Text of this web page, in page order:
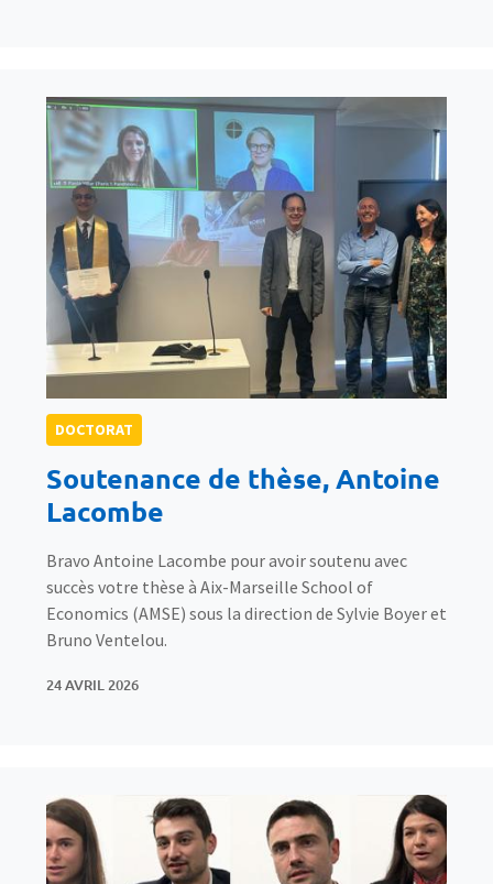
DOCTORAT
Soutenance de thèse, Antoine
Lacombe
Bravo Antoine Lacombe pour avoir soutenu avec
succès votre thèse à Aix-Marseille School of
Economics (AMSE) sous la direction de Sylvie Boyer et
Bruno Ventelou.
24 AVRIL 2026